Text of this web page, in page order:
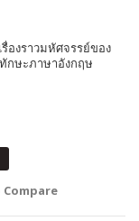
องราวมหัศจรรย์ของ
กษะภาษาอังกฤษ